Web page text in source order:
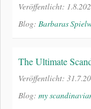
Veröffentlicht:
Blog: Barbaras
The Ultimate
Veröffentlicht:
Blog: my